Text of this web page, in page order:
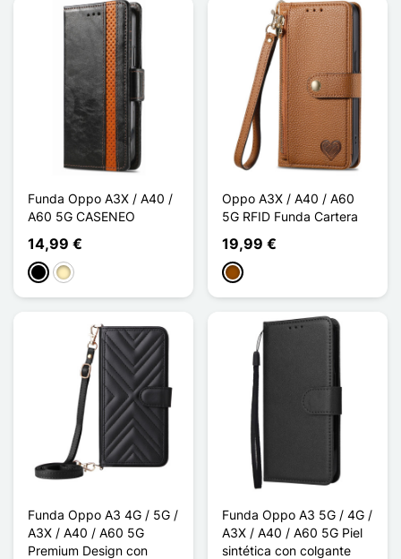
Funda Oppo A3X / A40 /
A60 5G CASENEO
14,99 €
NegroMarrón claro
Oppo A3X / A40 / A60
5G RFID Funda Cartera
19,99 €
Marrón
Funda Oppo A3 4G / 5G /
A3X / A40 / A60 5G
Premium Design con
Funda Oppo A3 5G / 4G /
A3X / A40 / A60 5G Piel
sintética con colgante